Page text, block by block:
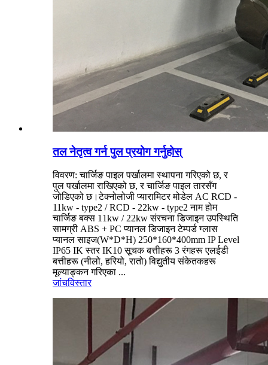
तल नेतृत्व गर्न पुल प्रयोग गर्नुहोस्
विवरण: चार्जिङ पाइल पर्खालमा स्थापना गरिएको छ, र
पुल पर्खालमा राखिएको छ, र चार्जिङ पाइल तारसँग
जोडिएको छ।टेक्नोलोजी प्यारामिटर मोडेल AC RCD -
11kw - type2 / RCD - 22kw - type2 नाम होम
चार्जिङ बक्स 11kw / 22kw संरचना डिजाइन उपस्थिति
सामग्री ABS + PC प्यानल डिजाइन टेम्पर्ड ग्लास
प्यानल साइज(W*D*H) 250*160*400mm IP Level
IP65 IK स्तर IK10 सूचक बत्तीहरू 3 रंगहरू एलईडी
बत्तीहरू (नीलो, हरियो, रातो) विद्युतीय संकेतकहरू
मूल्याङ्कन गरिएका ...
जांचविस्तार